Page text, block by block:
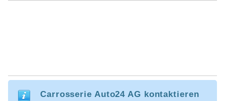
Carrosserie Auto24 AG kontaktieren